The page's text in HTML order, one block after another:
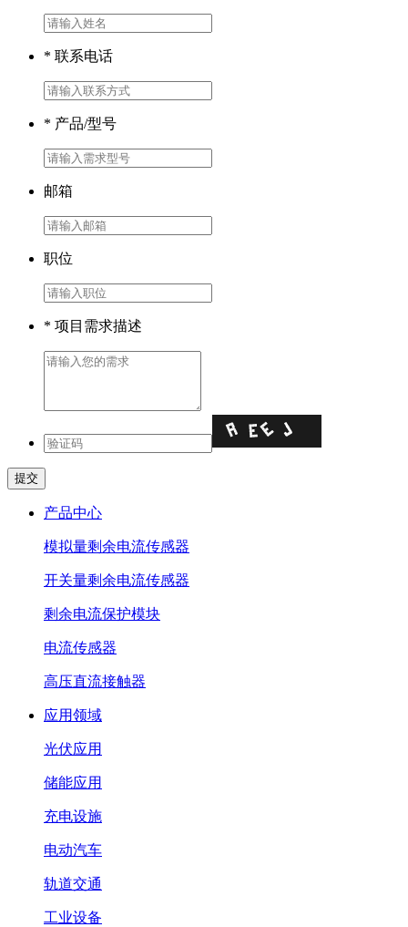
* 联系电话
* 产品/型号
邮箱
职位
* 项目需求描述
产品中心
模拟量剩余电流传感器
开关量剩余电流传感器
剩余电流保护模块
电流传感器
高压直流接触器
应用领域
光伏应用
储能应用
充电设施
电动汽车
轨道交通
工业设备